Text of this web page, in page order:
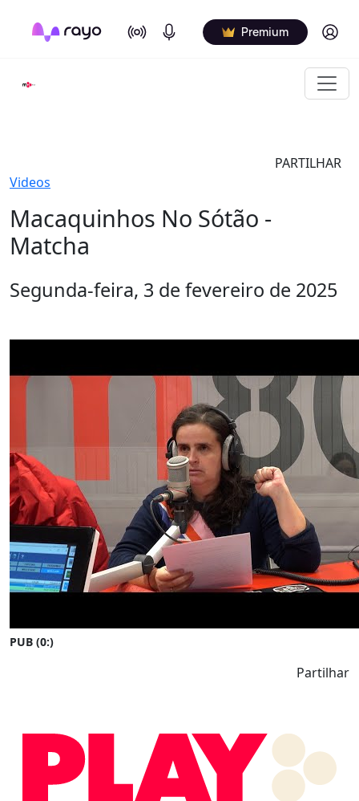
On Air Podcasts Premium Log in
PARTILHAR
Videos
Macaquinhos No Sótão -
Matcha
Segunda-feira, 3 de fevereiro de 2025
PUB (0:)
Partilhar